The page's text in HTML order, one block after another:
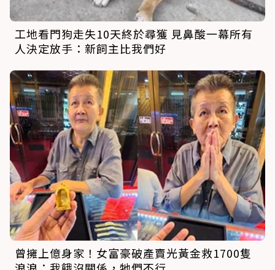
工地看門狗走失10天終於尋獲 見鼻酸一幕所有
人決定放手：新飼主比我們好
曾擁上億身家！女富豪破產賣光黃金救1700隻